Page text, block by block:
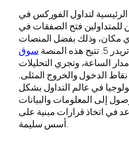
الرئيسية لتداول الفوركس في
للمتداولين فتح الصفقات في
مكان، وذلك بفضل المنصات
المنصة
سوق
الساعة، وتجري التحليلات
نقاط الدخول والخروج المثلى.
في عالم التداول بشكل
إلى المعلومات والبيانات
في اتخاذ قرارات مبنية على
أسس سليمة.